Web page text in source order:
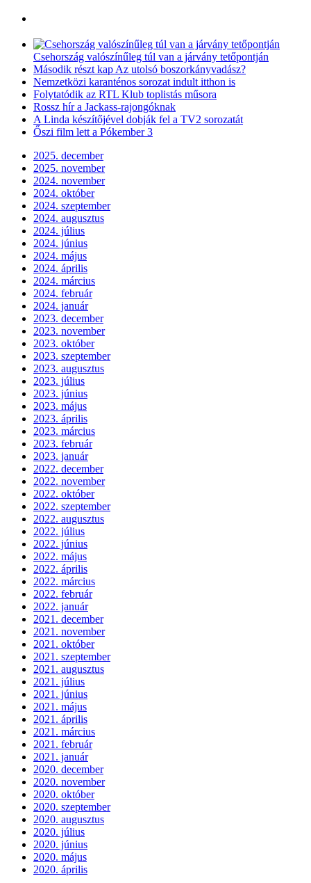
Csehország valószínűleg túl van a járvány tetőpontján
Második részt kap Az utolsó boszorkányvadász?
Nemzetközi karanténos sorozat indult itthon is
Folytatódik az RTL Klub toplistás műsora
Rossz hír a Jackass-rajongóknak
A Linda készítőjével dobják fel a TV2 sorozatát
Őszi film lett a Pókember 3
2025. december
2025. november
2024. november
2024. október
2024. szeptember
2024. augusztus
2024. július
2024. június
2024. május
2024. április
2024. március
2024. február
2024. január
2023. december
2023. november
2023. október
2023. szeptember
2023. augusztus
2023. július
2023. június
2023. május
2023. április
2023. március
2023. február
2023. január
2022. december
2022. november
2022. október
2022. szeptember
2022. augusztus
2022. július
2022. június
2022. május
2022. április
2022. március
2022. február
2022. január
2021. december
2021. november
2021. október
2021. szeptember
2021. augusztus
2021. július
2021. június
2021. május
2021. április
2021. március
2021. február
2021. január
2020. december
2020. november
2020. október
2020. szeptember
2020. augusztus
2020. július
2020. június
2020. május
2020. április